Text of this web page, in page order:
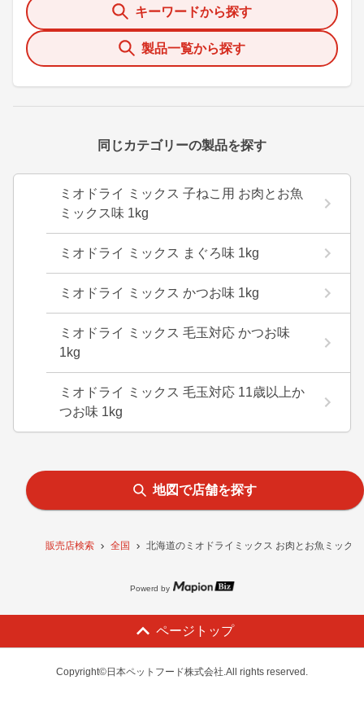
販売店検索 全国 北海道のミオドライミックス お肉とお魚ミック
キーワードから探す
製品一覧から探す
同じカテゴリーの製品を探す
ミオドライ ミックス 子ねこ用 お肉とお魚
ミックス味 1kg
ミオドライ ミックス まぐろ味 1kg
ミオドライ ミックス かつお味 1kg
ミオドライ ミックス 毛玉対応 かつお味
1kg
ミオドライ ミックス 毛玉対応 11歳以上か
つお味 1kg
地図で店舗を探す
Powerd by
ページトップ
Copyright©日本ペットフード株式会社.All rights reserved.